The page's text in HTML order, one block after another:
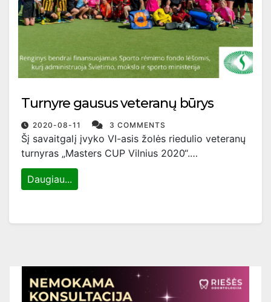
Turnyre gausus veteranų būrys
2020-08-11 3 COMMENTS
Šį savaitgalį įvyko VI-asis žolės riedulio veteranų
turnyras „Masters CUP Vilnius 2020“.…
Daugiau...